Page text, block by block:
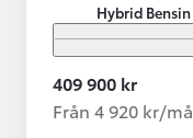
Hybrid Bensin
409 900 kr
Från 4 920 kr/